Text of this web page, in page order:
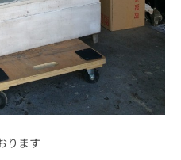
ります